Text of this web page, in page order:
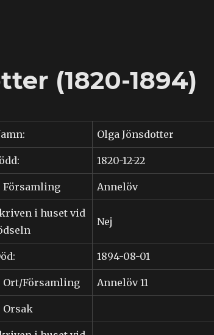
(1820-1894)
Olga Jönsdotter
1820-12-22
Församling Annelöv
i huset vid
Nej
1894-08-01
Ort/Församling Annelöv 11
Orsak